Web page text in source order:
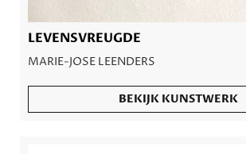
LEVENSVREUGDE
MARIE-JOSE LEENDERS
BEKIJK KUNSTWERK